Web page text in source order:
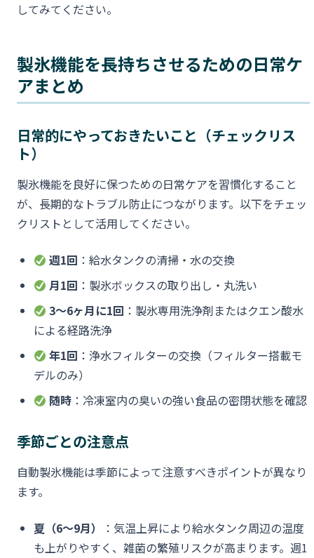
してみてください。
製氷機能を長持ちさせるための日常ケ
アまとめ
日常的にやっておきたいこと（チェックリス
ト）
製氷機能を良好に保つための日常ケアを習慣化すること
が、長期的なトラブル防止につながります。以下をチェッ
クリストとして活用してください。
週1回 ：給水タンクの清掃・水の交換
月1回 ：製氷ボックスの取り出し・丸洗い
3〜6ヶ月に1回 ：製氷専用洗浄剤またはクエン酸水
による経路洗浄
年1回 ：浄水フィルターの交換（フィルター搭載モ
デルのみ）
随時 ：冷凍室内の臭いの強い食品の密閉状態を確認
季節ごとの注意点
自動製氷機能は季節によって注意すべきポイントが異なり
ます。
夏（6〜9月）
：気温上昇により給水タンク周辺の温度
も上がりやすく、雑菌の繁殖リスクが高まります。週1